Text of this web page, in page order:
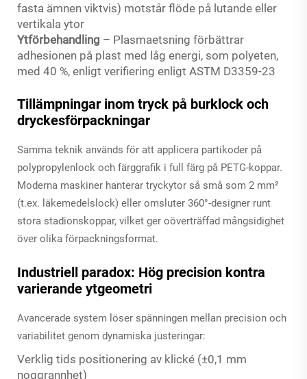
fasta ämnen viktvis) motstår flöde på lutande eller
vertikala ytor
Ytförbehandling – Plasmaetsning förbättrar
adhesionen på plast med låg energi, som polyeten,
med 40 %, enligt verifiering enligt ASTM D3359-23
Tillämpningar inom tryck på burklock och
dryckesförpackningar
Samma teknik används för att applicera partikoder på
polypropylenlock och färggrafik i full färg på PETG-koppar.
Moderna maskiner hanterar tryckytor så små som 2 mm²
(t.ex. läkemedelslock) eller omsluter 360°-designer runt
stora stadionskoppar, vilket ger oöverträffad mångsidighet
över olika förpackningsformat.
Industriell paradox: Hög precision kontra
varierande ytgeometri
Avancerade system löser spänningen mellan precision och
variabilitet genom dynamiska justeringar:
Verklig tids positionering av klické (±0,1 mm
noggrannhet)